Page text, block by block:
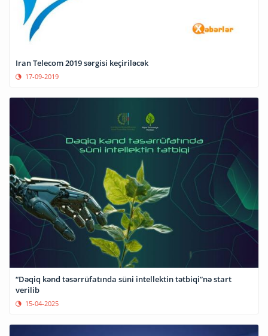
Iran Telecom 2019 sərgisi keçiriləcək
17-09-2019
“Dəqiq kənd təsərrüfatında süni intellektin tətbiqi”nə start
verilib
15-04-2025